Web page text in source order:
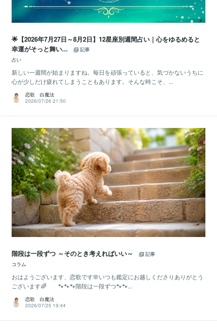
🌟【2026年7月27日～8月2日】12星座別週間占い｜心をゆるめると
幸運がそっと舞い...
記事
占い
新しい一週間が始まりますね。毎日を頑張っていると、気づかないうちに
心が少しだけ疲れてしまうこともあります。そんな時こそ、...
恋歌 白魔法
2026/07/26 21:50
階段は一段ずつ ～そのとき考えればいい～
記事
コラム
おはようございます、恋歌です🌸いつも鑑定にお越しくださりありがとう
ございます🌈 🐾🐾🐾階段は一段ずつ🐾🐾...
恋歌 白魔法
2026/07/25 19:44